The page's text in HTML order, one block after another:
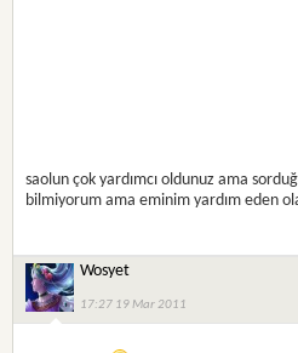
saolun çok yardımcı oldunuz ama
bilmiyorum ama eminim yardım eden
Wosyet
17:27 19 Mar 2011